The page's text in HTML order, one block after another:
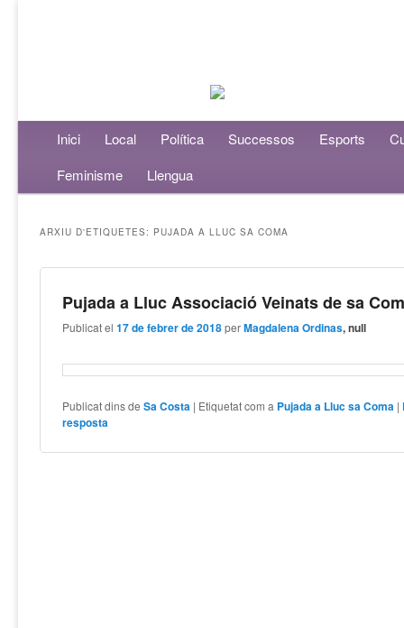
Menú principalAneu al contingut principal
Aneu al contingut secundari
Inici Local Política Successos Esports
Feminisme
Llengua
ARXIU D'ETIQUETES: PUJADA A LLUC SA COMA
Pujada a Lluc Associació Veinats de sa
Publicat el17 de febrer de 2018 perMagdalena Ordinas, null
Publicat dins de Sa Costa | Etiquetat com a Pujada a Lluc sa Coma |
resposta